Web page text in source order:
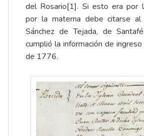
del Rosario[1]. Si esto era por
por la materna debe citarse al
Sánchez de Tejada, de
cumplió la información de
de 1776.